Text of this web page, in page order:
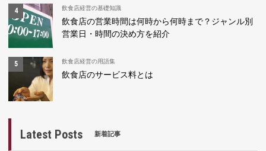
飲食店経営の基礎知識
飲食店の営業時間は何時から何時まで？ジャンル別
営業日・時間の決め方を紹介
飲食店経営の用語集
飲食店のサービス料とは
Latest Posts 新着記事